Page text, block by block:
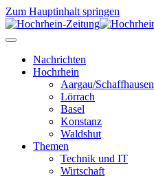
Zum Hauptinhalt springen
Nachrichten
Hochrhein
Aargau/Schaffhausen
Lörrach
Basel
Konstanz
Waldshut
Themen
Technik und IT
Wirtschaft